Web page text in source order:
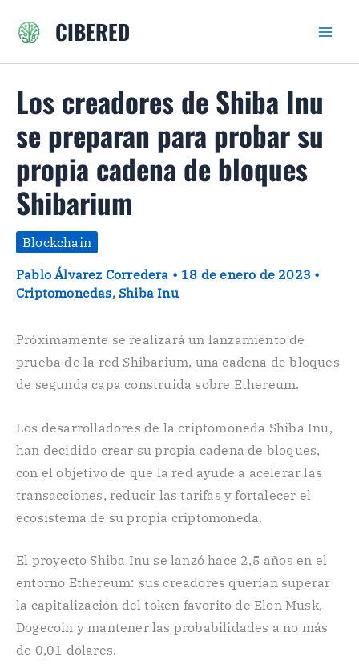
CIBERED
Los creadores de Shiba Inu
se preparan para probar su
propia cadena de bloques
Shibarium
Blockchain
Pablo Álvarez Corredera • 18 de enero de 2023 •
Criptomonedas, Shiba Inu
Próximamente se realizará un lanzamiento de
prueba de la red Shibarium, una cadena de bloques
de segunda capa construida sobre Ethereum.
Los desarrolladores de la criptomoneda Shiba Inu,
han decidido crear su propia cadena de bloques,
con el objetivo de que la red ayude a acelerar las
transacciones, reducir las tarifas y fortalecer el
ecosistema de su propia criptomoneda.
El proyecto Shiba Inu se lanzó hace 2,5 años en el
entorno Ethereum: sus creadores querían superar
la capitalización del token favorito de Elon Musk,
Dogecoin y mantener las probabilidades a no más
de 0,01 dólares.